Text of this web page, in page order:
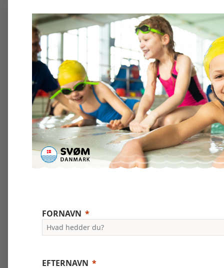
FORNAVN
EFTERNAVN